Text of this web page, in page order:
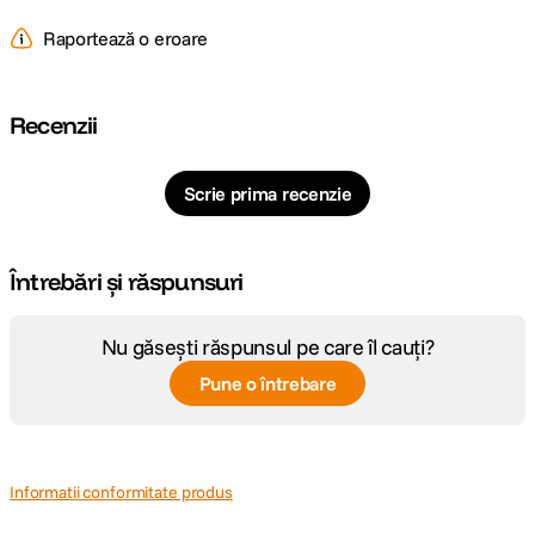
filetate pentru extinderea lungimii cu adaptoare compatibile.
Raportează o eroare
Recenzii
Scrie prima recenzie
Întrebări și răspunsuri
Nu găsești răspunsul pe care îl cauți?
Pune o întrebare
Informatii conformitate produs